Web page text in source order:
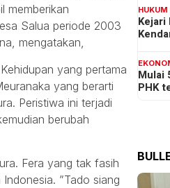
memberikan
Salua periode 2003
mengatakan,
yang pertama
yang berarti
Peristiwa ini terjadi
berubah
Fera yang tak fasih
”Tado siang
HUKUM
Kejari
Mulai
PHK